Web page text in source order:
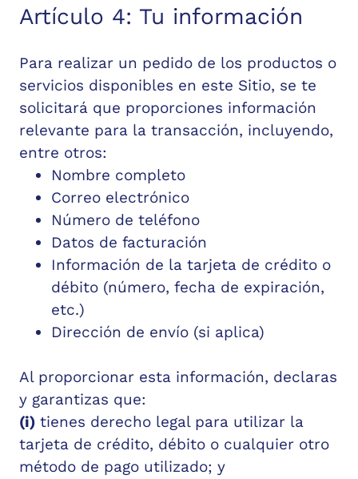
Artículo 4: Tu información
Para realizar un pedido de los productos o
servicios disponibles en este Sitio, se te
solicitará que proporciones información
relevante para la transacción, incluyendo,
entre otros:
Nombre completo
Correo electrónico
Número de teléfono
Datos de facturación
Información de la tarjeta de crédito o
débito (número, fecha de expiración,
etc.)
Dirección de envío (si aplica)
Al proporcionar esta información, declaras
y garantizas que:
(i) tienes derecho legal para utilizar la
tarjeta de crédito, débito o cualquier otro
método de pago utilizado; y